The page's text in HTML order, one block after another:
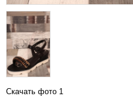
Скачать фото 1